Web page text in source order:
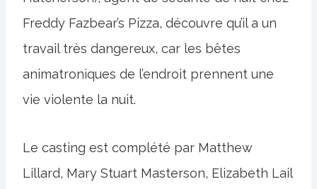
Freddy Fazbear’s Pizza, découvre qu’il a un
travail très dangereux, car les bêtes
animatroniques de l’endroit prennent une
vie violente la nuit.
Le casting est complété par Matthew
Lillard, Mary Stuart Masterson, Elizabeth Lail